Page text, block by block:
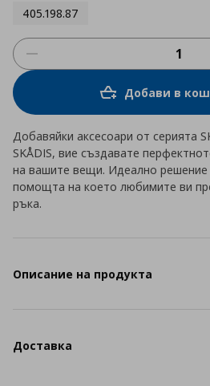
405.198.87
Добави в
Добавяйки аксесоари от серията
SKÅDIS, вие създавате
на вашите вещи. Идеално решение
помощта на което любимите ви
ръка.
Описание на продукта
Доставка